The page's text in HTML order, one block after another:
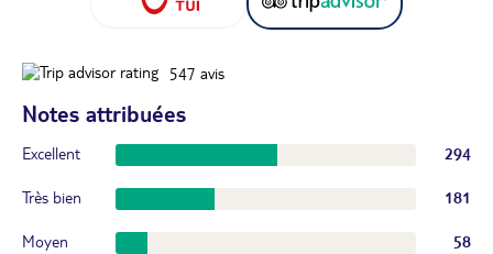
547 avis
Notes attribuées
Excellent 294
Très bien 181
Moyen 58